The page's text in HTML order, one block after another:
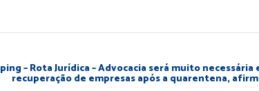
– Rota Jurídica – Advocacia será muito necessária
recuperação de empresas após a quarentena,